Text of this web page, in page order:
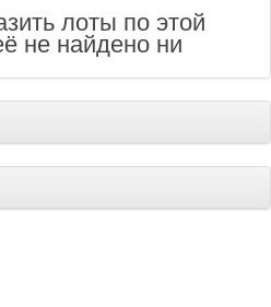
лоты по этой
не найдено ни